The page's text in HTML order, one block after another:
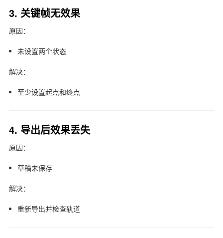
3. 关键帧无效果
原因：
未设置两个状态
解决：
至少设置起点和终点
4. 导出后效果丢失
原因：
草稿未保存
解决：
重新导出并检查轨道